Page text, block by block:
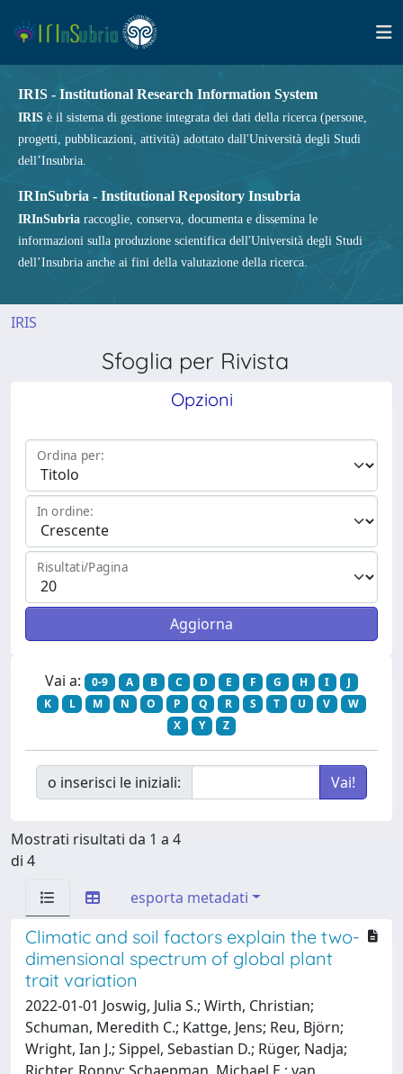
IRIS - Institutional Research Information System
IRIS è il sistema di gestione integrata dei dati della ricerca (persone,
progetti, pubblicazioni, attività) adottato dall'Università degli Studi
dell’Insubria.
IRInSubria - Institutional Repository Insubria
IRInSubria raccoglie, conserva, documenta e dissemina le
informazioni sulla produzione scientifica dell'Università degli Studi
dell’Insubria anche ai fini della valutazione della ricerca.
IRIS
Sfoglia per Rivista
Opzioni
Ordina per:
In ordine:
Risultati/Pagina
Vai a: 0-9 A B C D E F G H I
J
K
L M N O P Q R S T U V
W
X
Y Z
o inserisci le iniziali:
Mostrati risultati da 1 a 4
di 4
esporta metadati
Climatic and soil factors explain the two-
dimensional spectrum of global plant
trait variation
2022-01-01 Joswig, Julia S.; Wirth, Christian;
Schuman, Meredith C.; Kattge, Jens; Reu, Björn;
Wright, Ian J.; Sippel, Sebastian D.; Rüger, Nadja;
Richter, Ronny; Schaepman, Michael E.; van